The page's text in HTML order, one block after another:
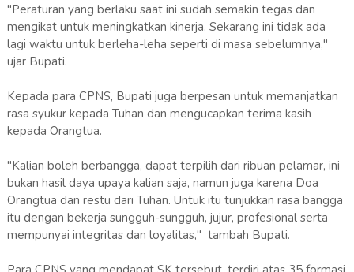
"Peraturan yang berlaku saat ini sudah semakin tegas dan
mengikat untuk meningkatkan kinerja. Sekarang ini tidak ada
lagi waktu untuk berleha-leha seperti di masa sebelumnya,"
ujar Bupati.
Kepada para CPNS, Bupati juga berpesan untuk memanjatkan
rasa syukur kepada Tuhan dan mengucapkan terima kasih
kepada Orangtua.
"Kalian boleh berbangga, dapat terpilih dari ribuan pelamar, ini
bukan hasil daya upaya kalian saja, namun juga karena Doa
Orangtua dan restu dari Tuhan. Untuk itu tunjukkan rasa bangga
itu dengan bekerja sungguh-sungguh, jujur, profesional serta
mempunyai integritas dan loyalitas," tambah Bupati.